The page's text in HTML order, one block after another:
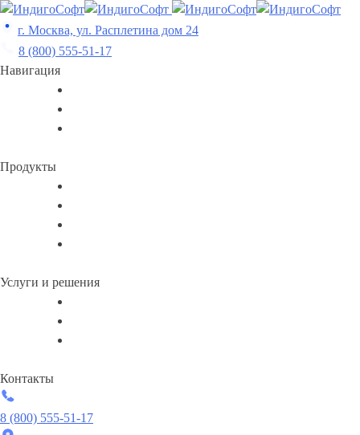
Skip
to
content
г. Москва, ул. Расплетина дом 24
8 (800) 555-51-17
Навигация
Продукты
Услуги и решения
Контакты
8 (800) 555-51-17